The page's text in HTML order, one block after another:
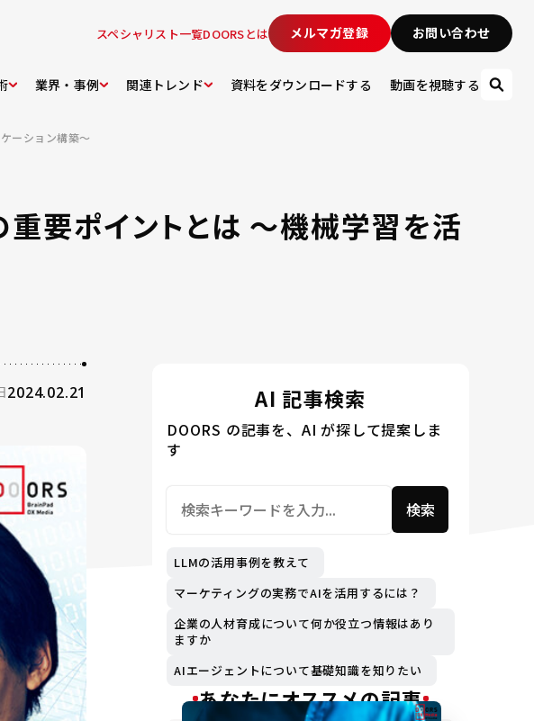
スペシャリスト一覧DOORSとは メルマガ登録 お問い合わせ
業界・事例 関連トレンド 資料をダウンロードする 動画を視聴する
ーション構築～
重要ポイントとは ～機械学習を活
2024.02.21 AI 記事検索
DOORS の記事を、AI が探して提案しま
す
検索
LLMの活用事例を教えて
マーケティングの実務でAIを活用するには？
企業の人材育成について何か役立つ情報はあり
ますか
AIエージェントについて基礎知識を知りたい
あなたにオススメの記事